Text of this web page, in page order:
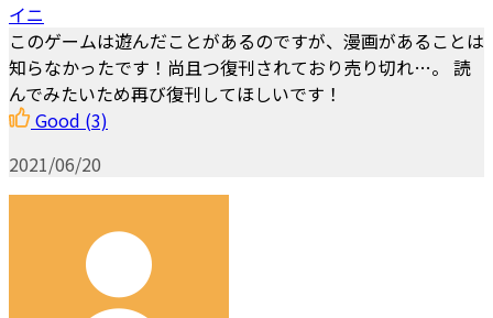
イニ
このゲームは遊んだことがあるのですが、漫画があることは
知らなかったです！尚且つ復刊されており売り切れ…。 読
んでみたいため再び復刊してほしいです！
Good (3)
2021/06/20